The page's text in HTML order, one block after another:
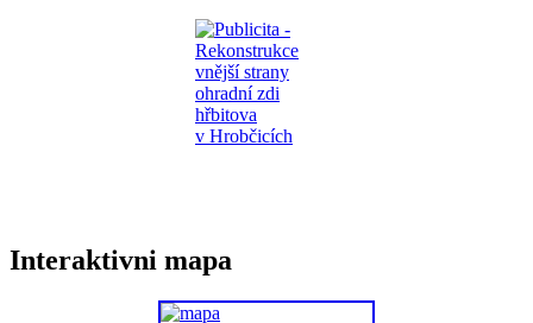
Interaktivni mapa